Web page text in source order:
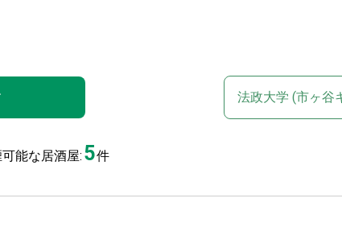
法政大学 (市ヶ谷
能な居酒屋: 5件